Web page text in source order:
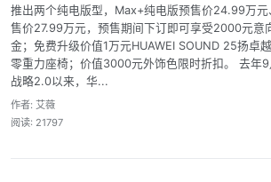
推出两个纯电版型，Max+纯电版预售价24.99万
售价27.99万元，预售期间下订即可享受2000元意
金；免费升级价值1万元HUAWEI SOUND 25扬卓
零重力座椅；价值3000元外饰色限时折扣。 去年
战略2.0以来，华...
作者: 艾薇
阅读: 21797